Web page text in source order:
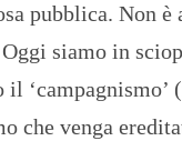
pubblica. Non è
siamo in
il
che venga